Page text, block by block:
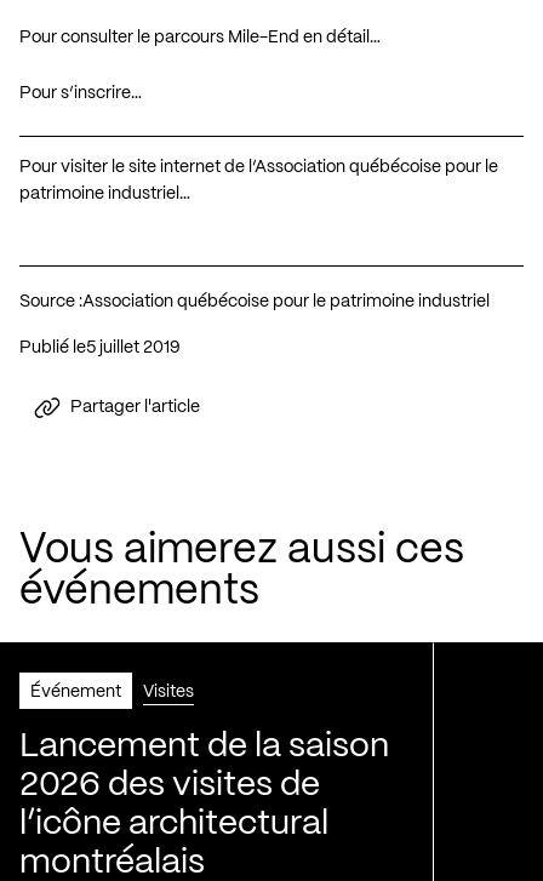
Pour consulter le parcours Mile-End en détail…
Pour s’inscrire…
Pour visiter le site internet de l’Association québécoise pour le
patrimoine industriel…
Source :Association québécoise pour le patrimoine industriel
Publié le 5 juillet 2019
Partager l'article
Vous aimerez aussi ces
événements
Événement Visites
Lancement de la saison
2026 des visites de
l’icône architectural
montréalais